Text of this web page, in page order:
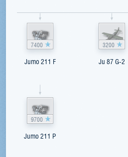
7400
Jumo 211 F
9700
Jumo 211 P
3200
Ju 87 G-2